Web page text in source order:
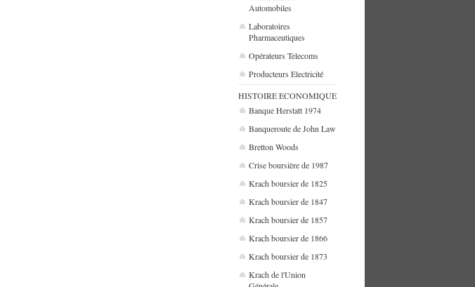
Automobiles
Laboratoires
Pharmaceutiques
Opérateurs Telecoms
Producteurs Electricité
HISTOIRE ECONOMIQUE
Banque Herstatt 1974
Banqueroute de John Law
Bretton Woods
Crise boursière de 1987
Krach boursier de 1825
Krach boursier de 1847
Krach boursier de 1857
Krach boursier de 1866
Krach boursier de 1873
Krach de l'Union